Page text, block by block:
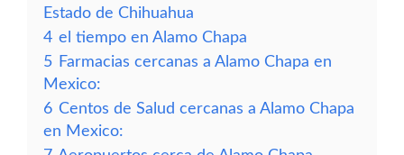
Estado de Chihuahua
4 el tiempo en Alamo Chapa
5 Farmacias cercanas a Alamo Chapa en
Mexico:
6 Centos de Salud cercanas a Alamo Chapa
en Mexico: